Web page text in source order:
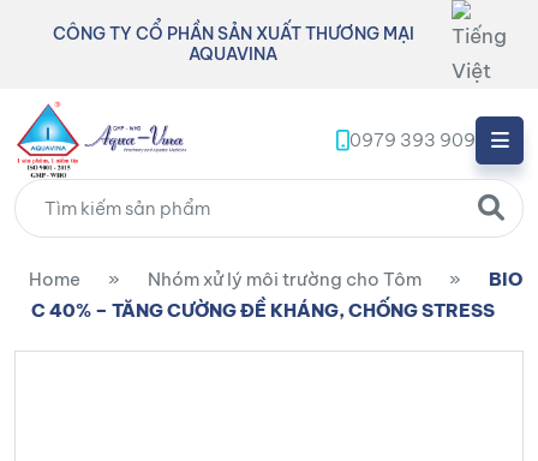
CÔNG TY CỔ PHẦN SẢN XUẤT THƯƠNG MẠI
AQUAVINA
0979 393 909
Home » Nhóm xử lý môi trường cho Tôm »
BIO
C 40% – TĂNG CƯỜNG ĐỀ KHÁNG, CHỐNG STRESS